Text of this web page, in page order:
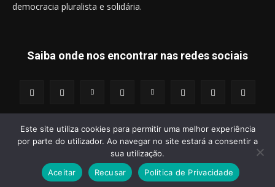
democracia pluralista e solidária.
Saiba onde nos encontrar nas redes sociais
© 2014 - 2025 Lidador Notícias. | Todos os Direitos Reservados.
Termos e Condições Política de Privacidade Publicidade
Este site utiliza cookies para permitir uma melhor experiência
por parte do utilizador. Ao navegar no site estará a consentir a
sua utilização.
Aceitar
Recusar Politica de Privacidade